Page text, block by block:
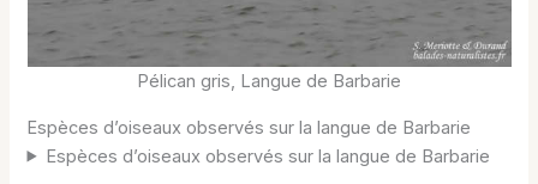
Pélican gris, Langue de Barbarie
Espèces d’oiseaux observés sur la langue de Barbarie
Espèces d’oiseaux observés sur la langue de Barbarie